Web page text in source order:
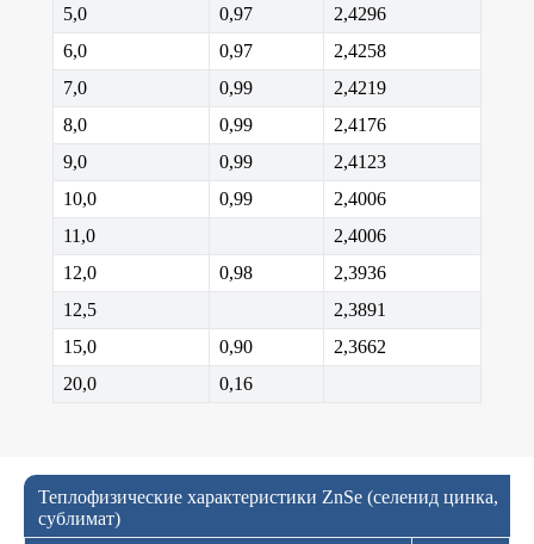
5,0
0,97
2,4296
6,0
0,97
2,4258
7,0
0,99
2,4219
8,0
0,99
2,4176
9,0
0,99
2,4123
10,0
0,99
2,4006
11,0
2,4006
12,0
0,98
2,3936
12,5
2,3891
15,0
0,90
2,3662
20,0
0,16
Теплофизические характеристики ZnSe (селенид цинка,
сублимат)